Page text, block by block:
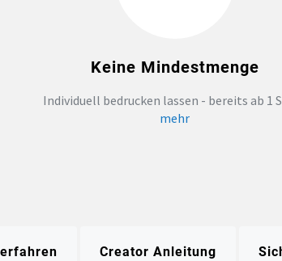
Keine Mindestmenge
Individuell bedrucken lassen - bereits ab 1
mehr
Creator Anleitung